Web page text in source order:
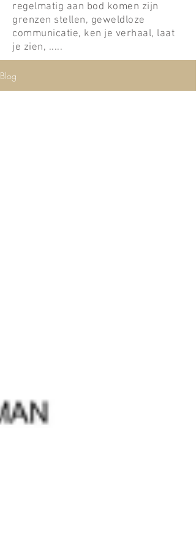
regelmatig aan bod komen zijn
grenzen stellen, geweldloze
communicatie, ken je verhaal, laat
je zien, .....
Blog